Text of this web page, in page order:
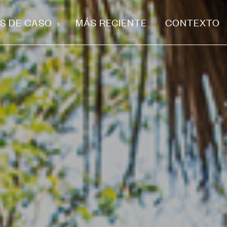
DE CASO MÁS RECIENTE CONTEXTO